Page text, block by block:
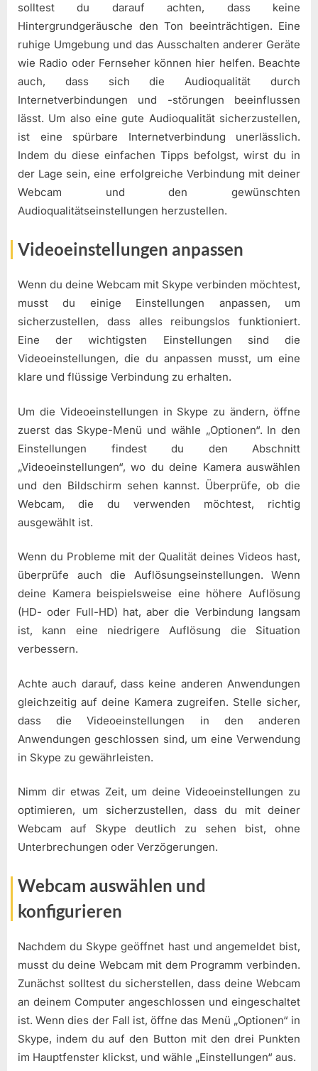
solltest du darauf achten, dass keine
Hintergrundgeräusche den Ton beeinträchtigen. Eine
ruhige Umgebung und das Ausschalten anderer Geräte
wie Radio oder Fernseher können hier helfen. Beachte
auch, dass sich die Audioqualität durch
Internetverbindungen und -störungen beeinflussen
lässt. Um also eine gute Audioqualität sicherzustellen,
ist eine spürbare Internetverbindung unerlässlich.
Indem du diese einfachen Tipps befolgst, wirst du in
der Lage sein, eine erfolgreiche Verbindung mit deiner
Webcam und den gewünschten
Audioqualitätseinstellungen herzustellen.
Videoeinstellungen anpassen
Wenn du deine Webcam mit Skype verbinden möchtest,
musst du einige Einstellungen anpassen, um
sicherzustellen, dass alles reibungslos funktioniert.
Eine der wichtigsten Einstellungen sind die
Videoeinstellungen, die du anpassen musst, um eine
klare und flüssige Verbindung zu erhalten.
Um die Videoeinstellungen in Skype zu ändern, öffne
zuerst das Skype-Menü und wähle „Optionen“. In den
Einstellungen findest du den Abschnitt
„Videoeinstellungen“, wo du deine Kamera auswählen
und den Bildschirm sehen kannst. Überprüfe, ob die
Webcam, die du verwenden möchtest, richtig
ausgewählt ist.
Wenn du Probleme mit der Qualität deines Videos hast,
überprüfe auch die Auflösungseinstellungen. Wenn
deine Kamera beispielsweise eine höhere Auflösung
(HD- oder Full-HD) hat, aber die Verbindung langsam
ist, kann eine niedrigere Auflösung die Situation
verbessern.
Achte auch darauf, dass keine anderen Anwendungen
gleichzeitig auf deine Kamera zugreifen. Stelle sicher,
dass die Videoeinstellungen in den anderen
Anwendungen geschlossen sind, um eine Verwendung
in Skype zu gewährleisten.
Nimm dir etwas Zeit, um deine Videoeinstellungen zu
optimieren, um sicherzustellen, dass du mit deiner
Webcam auf Skype deutlich zu sehen bist, ohne
Unterbrechungen oder Verzögerungen.
Webcam auswählen und
konfigurieren
Nachdem du Skype geöffnet hast und angemeldet bist,
musst du deine Webcam mit dem Programm verbinden.
Zunächst solltest du sicherstellen, dass deine Webcam
an deinem Computer angeschlossen und eingeschaltet
ist. Wenn dies der Fall ist, öffne das Menü „Optionen“ in
Skype, indem du auf den Button mit den drei Punkten
im Hauptfenster klickst, und wähle „Einstellungen“ aus.